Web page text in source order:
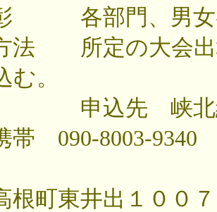
各部門、男女各
法 所定の大会出
む。
先 峡北綱
090-8003-9340
根町東井出１００７